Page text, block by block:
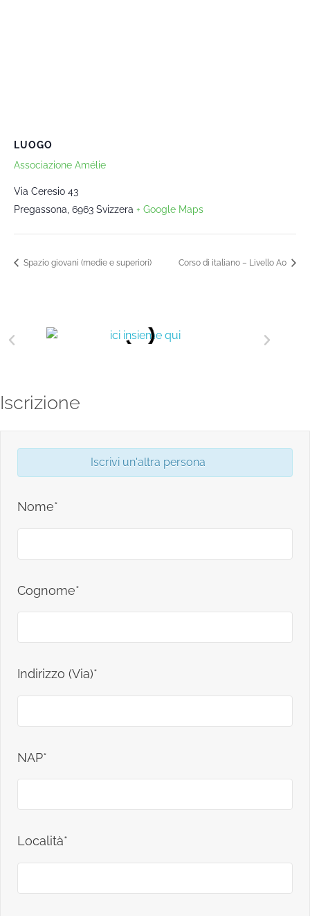
LUOGO
Associazione Amélie
Via Ceresio 43
Pregassona 6963 Svizzera + Google Maps
Spazio giovani (medie e superiori) Corso di italiano – Livello A0
Iscrizione
Iscrivi un'altra persona
Nome*
Cognome*
Indirizzo (Via)*
NAP*
Località*